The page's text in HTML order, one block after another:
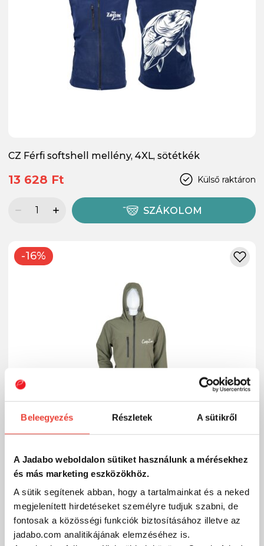
Beleegyezés Részletek A sütikről
A Jadabo weboldalon sütiket használunk a mérésekhez
és más marketing eszközökhöz.
A sütik segítenek abban, hogy a tartalmainkat és a neked
megjelenített hirdetéseket személyre tudjuk szabni, de
fontosak a közösségi funkciók biztosításához illetve az
jadabo.com analitikájának elemzéséhez is.
CZ Férfi softshell mellény, 4XL, sötétkék
Külső raktáron
13 628 Ft
SZÁKOLOM
-16%
CZ Kapucnis Softshell Kabát, XXL, zöld
Külső raktáron
20 988 Ft
SZÁKOLOM